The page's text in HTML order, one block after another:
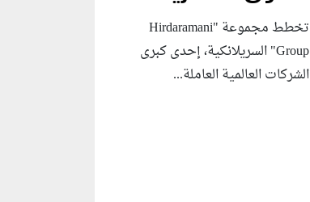
تخطط مجموعة "Hirdaramani
Group" السريلانكية، إحدى كبرى
الشركات العالمية العاملة...